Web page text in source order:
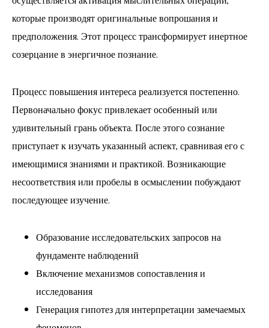
которые производят оригинальные вопрошания и
предположения. Этот процесс трансформирует инертное
созерцание в энергичное познание.
Процесс повышения интереса реализуется постепенно.
Первоначально фокус привлекает особенный или
удивительный грань объекта. После этого сознание
приступает к изучать указанный аспект, сравнивая его с
имеющимися знаниями и практикой. Возникающие
несоответствия или пробелы в осмыслении побуждают
последующее изучение.
Образование исследовательских запросов на
фундаменте наблюдений
Включение механизмов сопоставления и
исследования
Генерация гипотез для интерпретации замечаемых